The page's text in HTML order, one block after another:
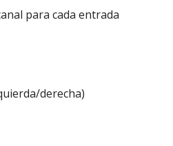
para cada entrada
derecha)